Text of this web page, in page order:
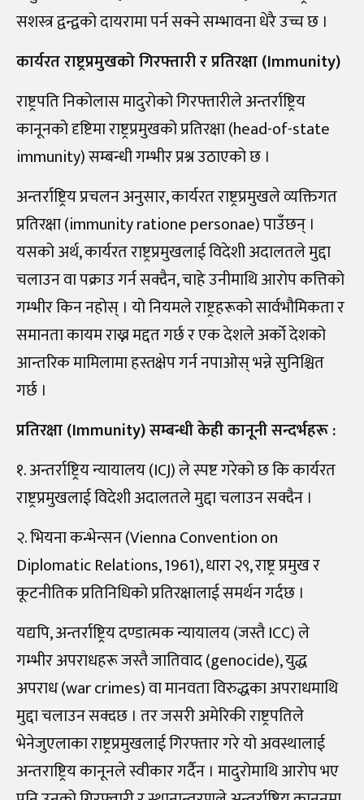
सशस्त्र द्वन्द्वको दायरामा पर्न सक्ने सम्भावना धेरै उच्च छ ।
कार्यरत राष्ट्रप्रमुखको गिरफ्तारी र प्रतिरक्षा (Immunity)
राष्ट्रपति निकोलास मादुरोको गिरफ्तारीले अन्तर्राष्ट्रिय
कानूनको दृष्टिमा राष्ट्रप्रमुखको प्रतिरक्षा (head-of-state
immunity) सम्बन्धी गम्भीर प्रश्न उठाएको छ ।
अन्तर्राष्ट्रिय प्रचलन अनुसार, कार्यरत राष्ट्रप्रमुखले व्यक्तिगत
प्रतिरक्षा (immunity ratione personae) पाउँछन् ।
यसको अर्थ, कार्यरत राष्ट्रप्रमुखलाई विदेशी अदालतले मुद्दा
चलाउन वा पक्राउ गर्न सक्दैन, चाहे उनीमाथि आरोप कत्तिको
गम्भीर किन नहोस् । यो नियमले राष्ट्रहरूको सार्वभौमिकता र
समानता कायम राख्न मद्दत गर्छ र एक देशले अर्को देशको
आन्तरिक मामिलामा हस्तक्षेप गर्न नपाओस् भन्ने सुनिश्चित
गर्छ ।
प्रतिरक्षा (Immunity) सम्बन्धी केही कानूनी सन्दर्भहरू :
१. अन्तर्राष्ट्रिय न्यायालय (ICJ) ले स्पष्ट गरेको छ कि कार्यरत
राष्ट्रप्रमुखलाई विदेशी अदालतले मुद्दा चलाउन सक्दैन ।
२. भियना कन्भेन्सन (Vienna Convention on
Diplomatic Relations, 1961), धारा २९, राष्ट्र प्रमुख र
कूटनीतिक प्रतिनिधिको प्रतिरक्षालाई समर्थन गर्दछ ।
यद्यपि, अन्तर्राष्ट्रिय दण्डात्मक न्यायालय (जस्तै ICC) ले
गम्भीर अपराधहरू जस्तै जातिवाद (genocide), युद्ध
अपराध (war crimes) वा मानवता विरुद्धका अपराधमाथि
मुद्दा चलाउन सक्दछ । तर जसरी अमेरिकी राष्ट्रपतिले
भेनेजुएलाका राष्ट्रप्रमुखलाई गिरफ्तार गरे यो अवस्थालाई
अन्तराष्ट्रिय कानूनले स्वीकार गर्दैन । मादुरोमाथि आरोप भए